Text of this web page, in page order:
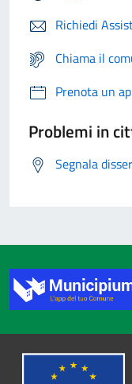
Richiedi
Chiama il
Prenota un
Problemi in
Segnala